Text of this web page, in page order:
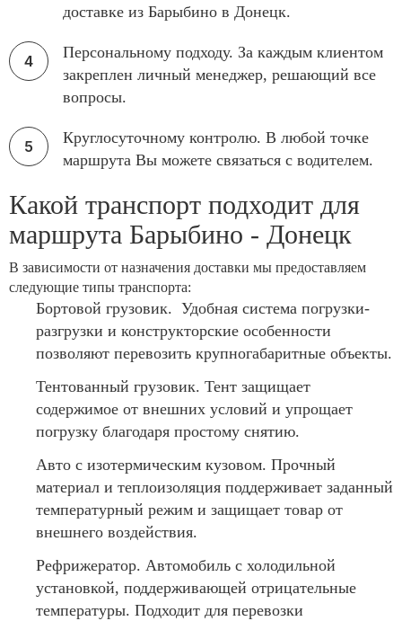
доставке из Барыбино в Донецк.
Персональному подходу. За каждым клиентом
закреплен личный менеджер, решающий все
вопросы.
Круглосуточному контролю. В любой точке
маршрута Вы можете связаться с водителем.
Какой транспорт подходит для
маршрута Барыбино - Донецк
В зависимости от назначения доставки мы предоставляем
следующие типы транспорта:
Бортовой грузовик. Удобная система погрузки-
разгрузки и конструкторские особенности
позволяют перевозить крупногабаритные объекты.
Тентованный грузовик. Тент защищает
содержимое от внешних условий и упрощает
погрузку благодаря простому снятию.
Авто с изотермическим кузовом. Прочный
материал и теплоизоляция поддерживает заданный
температурный режим и защищает товар от
внешнего воздействия.
Рефрижератор. Автомобиль с холодильной
установкой, поддерживающей отрицательные
температуры. Подходит для перевозки